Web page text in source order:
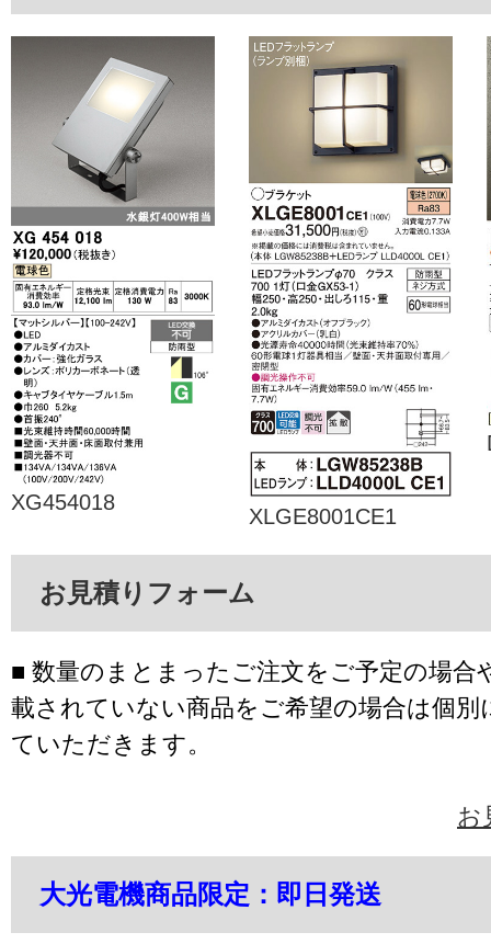
XG454018
XLGE8001CE1
お見積りフォーム
■ 数量のまとまったご注文をご予定の場合
載されていない商品をご希望の場合は個別
ていただきます。
お
大光電機商品限定：即日発送